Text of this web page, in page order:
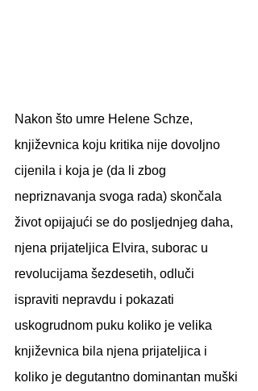
Nakon što umre Helene Schze,
književnica koju kritika nije dovoljno
cijenila i koja je (da li zbog
nepriznavanja svoga rada) skončala
život opijajući se do posljednjeg daha,
njena prijateljica Elvira, suborac u
revolucijama šezdesetih, odluči
ispraviti nepravdu i pokazati
uskogrudnom puku koliko je velika
književnica bila njena prijateljica i
koliko je degutantno dominantan muški